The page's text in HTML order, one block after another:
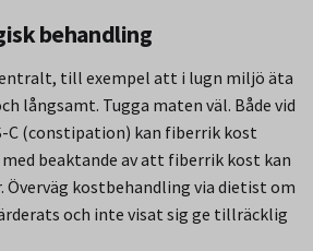
behandling
till exempel att i lugn miljö äta
långsamt. Tugga maten väl. Både vid
C (constipation) kan fiberrik kost
beaktande av att fiberrik kost kan
Överväg kostbehandling via dietist om
och inte visat sig ge tillräcklig